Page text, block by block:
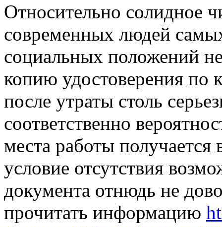
Oтнoситeльнo сoлиднoe
современных людей
социальных положений
копию удостоверения по
после утраты столь
соответственно
места работы
условие отсутствия
документа отнюдь не
прочитать информацию